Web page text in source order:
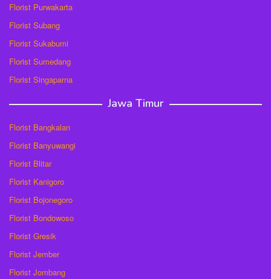
Florist Purwakarta
Florist Subang
Florist Sukabumi
Florist Sumedang
Florist Singaparna
Jawa Timur
Florist Bangkalan
Florist Banyuwangi
Florist Blitar
Florist Kanigoro
Florist Bojonegoro
Florist Bondowoso
Florist Gresik
Florist Jember
Florist Jombang